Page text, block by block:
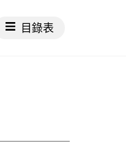
目錄表